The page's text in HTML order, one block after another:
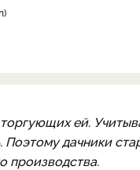
ей.
дачники
производства.